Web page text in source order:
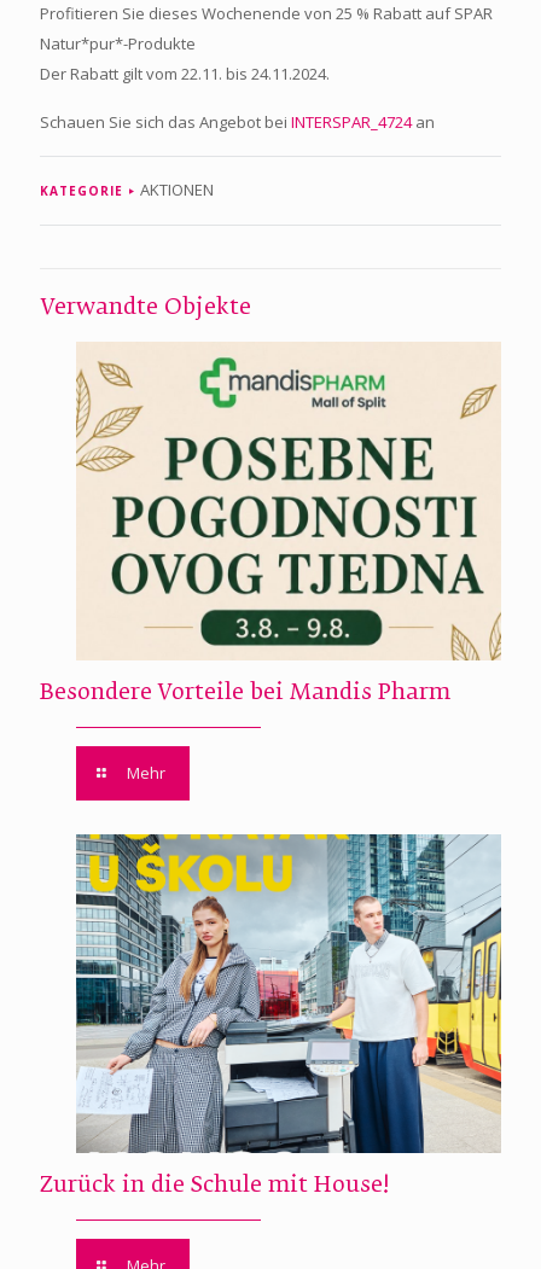
Profitieren Sie dieses Wochenende von 25 % Rabatt auf SPAR
Natur*pur*-Produkte
Der Rabatt gilt vom 22.11. bis 24.11.2024.
Schauen Sie sich das Angebot bei INTERSPAR_4724an
KATEGORIE AKTIONEN
Verwandte Objekte
Besondere Vorteile bei Mandis Pharm
Mehr
Zurück in die Schule mit House!